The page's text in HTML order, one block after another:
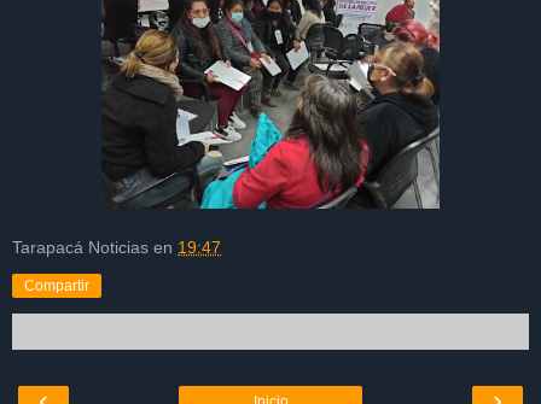
Tarapacá Noticias en 19:47
Compartir